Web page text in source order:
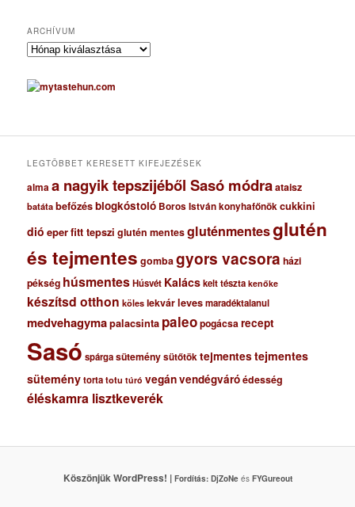
ARCHÍVUM
A
c
h
u
LEGTÖBBET KERESETT KIFEJEZÉSEK
almaa nagyik tepszijéből Sasó módraataisz
batáta befőzésblogkóstoló Boros István konyhafőnökcukkini
dió eperfitt tepszi glutén mentesgluténmentesglutén
és tejmentes gombagyors vacsora házi
pékség húsmentesHúsvét Kalácskelt tészta kenőke
készítsd otthon köles lekvárlevesmaradéktalanul
medvehagymapalacsinta paleopogácsarecept
Sasó spárgasüteménysütőtöktejmentestejmentes
süteménytorta totu túró vegánvendégváróédesség
éléskamra lisztkeverék
Köszönjük WordPress! | Fordítás: DjZoNeés FYGureout